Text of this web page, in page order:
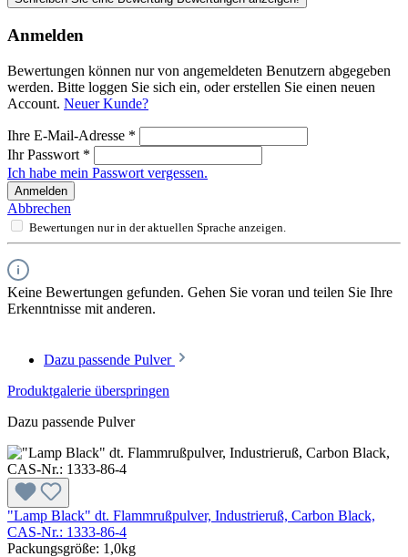
Anmelden
Bewertungen können nur von angemeldeten Benutzern abgegeben
werden. Bitte loggen Sie sich ein, oder erstellen Sie einen neuen
Account. Neuer Kunde?
Ihre E-Mail-Adresse *
Ihr Passwort *
Ich habe mein Passwort vergessen.
Anmelden
Abbrechen
Bewertungen nur in der aktuellen Sprache anzeigen.
Keine Bewertungen gefunden. Gehen Sie voran und teilen Sie Ihre
Erkenntnisse mit anderen.
Dazu passende Pulver
Produktgalerie überspringen
Dazu passende Pulver
"Lamp Black" dt. Flammrußpulver, Industrieruß, Carbon Black,
CAS-Nr.: 1333-86-4
Packungsgröße: 1,0kg